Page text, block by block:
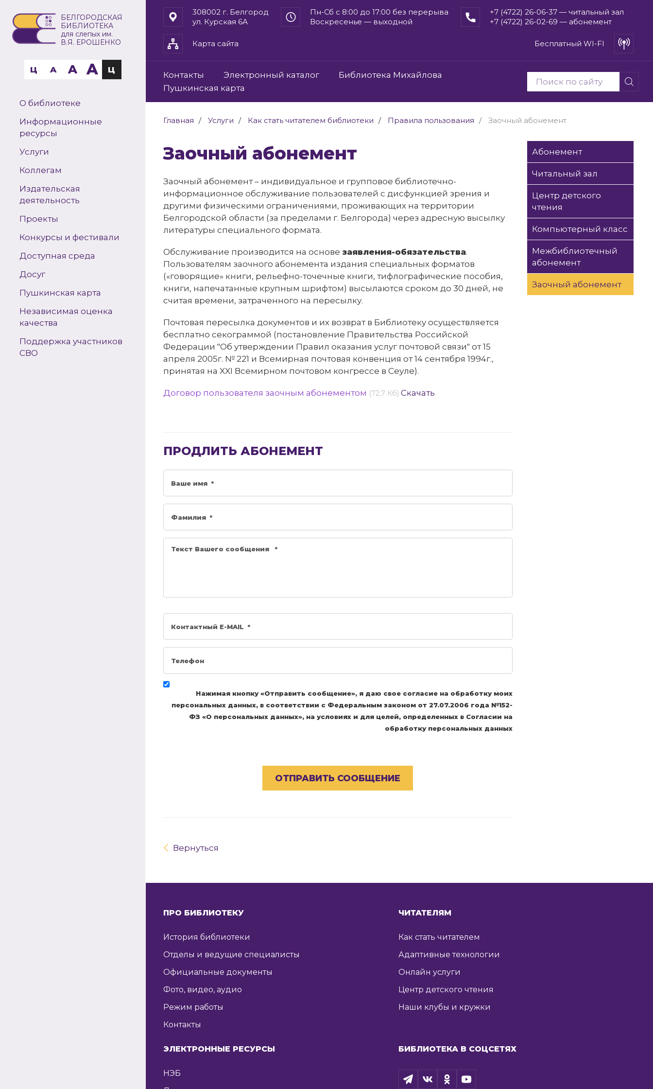
БЕЛГОРОДСКАЯ
БИБЛИОТЕКА
для слепых им.
В.Я. ЕРОШЕНКО
Ц A A A Ц
О библиотеке
Информационные
ресурсы
Услуги
Коллегам
Издательская
деятельность
Проекты
Конкурсы и фестивали
Доступная среда
Досуг
Пушкинская карта
Независимая оценка
качества
Поддержка участников
СВО
308002 г. Белгород
ул. Курская 6А
Пн-Сб с 8:00 до 17:00 без перерыва
Воскресенье — выходной
+7 (4722) 26-06-37 — читальный зал
+7 (4722) 26-02-69 — абонемент
Карта сайта Бесплатный WI-FI
Контакты Электронный каталог
Библиотека Михайлова
Пушкинская карта
Главная Услуги Как стать читателем библиотеки Правила пользования Заочный абонемент
Заочный абонемент
Заочный абонемент – индивидуальное и групповое библиотечно-
информационное обслуживание пользователей с дисфункцией зрения и
другими физическими ограничениями, проживающих на территории
Белгородской области (за пределами г. Белгорода) через адресную высылку
литературы специального формата.
Обслуживание производится на основе заявления-обязательства.
Пользователям заочного абонемента издания специальных форматов
(«говорящие» книги, рельефно-точечные книги, тифлографические пособия,
книги, напечатанные крупным шрифтом) высылаются сроком до 30 дней, не
считая времени, затраченного на пересылку.
Почтовая пересылка документов и их возврат в Библиотеку осуществляется
бесплатно секограммой (постановление Правительства Российской
Федерации "Об утверждении Правил оказания услуг почтовой связи" от 15
апреля 2005г. № 221 и Всемирная почтовая конвенция от 14 сентября 1994г.,
принятая на XXI Всемирном почтовом конгрессе в Сеуле).
Договор пользователя заочным абонементом (72,7 Кб) Скачать
ПРОДЛИТЬ АБОНЕМЕНТ
Нажимая кнопку «Отправить сообщение», я даю свое согласие на обработку моих
персональных данных, в соответствии с Федеральным законом от 27.07.2006 года №152-
ФЗ «О персональных данных», на условиях и для целей, определенных в Согласии на
обработку персональных данных
Вернуться
Абонемент
Читальный зал
Центр детского
чтения
Компьютерный класс
Межбиблиотечный
абонемент
Заочный абонемент
ПРО БИБЛИОТЕКУ
История библиотеки
Отделы и ведущие специалисты
Официальные документы
Фото, видео, аудио
Режим работы
Контакты
ЧИТАТЕЛЯМ
Как стать читателем
Адаптивные технологии
Онлайн услуги
Центр детского чтения
Наши клубы и кружки
ЭЛЕКТРОННЫЕ РЕСУРСЫ
НЭБ
БИБЛИОТЕКА В СОЦСЕТЯХ